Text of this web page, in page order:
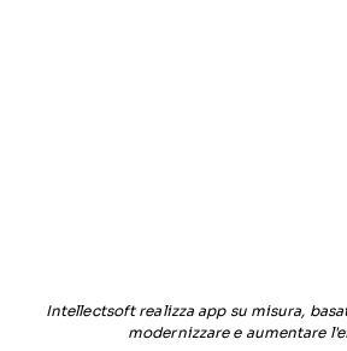
Intellectsoft realizza app su misura,
modernizzare e aumentare